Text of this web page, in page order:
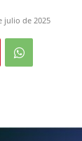
julio de 2025